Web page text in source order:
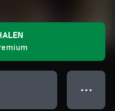
● ● ●